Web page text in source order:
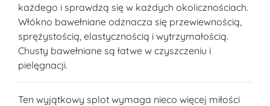
każdego i sprawdzą się w każdych okolicznościach.
Włókno bawełniane odznacza się przewiewnością,
sprężystością, elastycznością i wytrzymałością.
Chusty bawełniane są łatwe w czyszczeniu i
pielęgnacji.
Ten wyjątkowy splot wymaga nieco więcej miłości